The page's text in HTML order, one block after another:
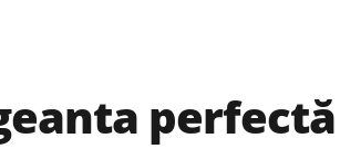
perfectă